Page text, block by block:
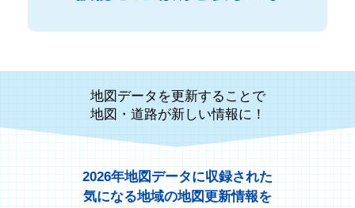
地図データを更新することで
地図・道路が新しい情報に！
2026年地図データに収録された
気になる地域の地図更新情報を